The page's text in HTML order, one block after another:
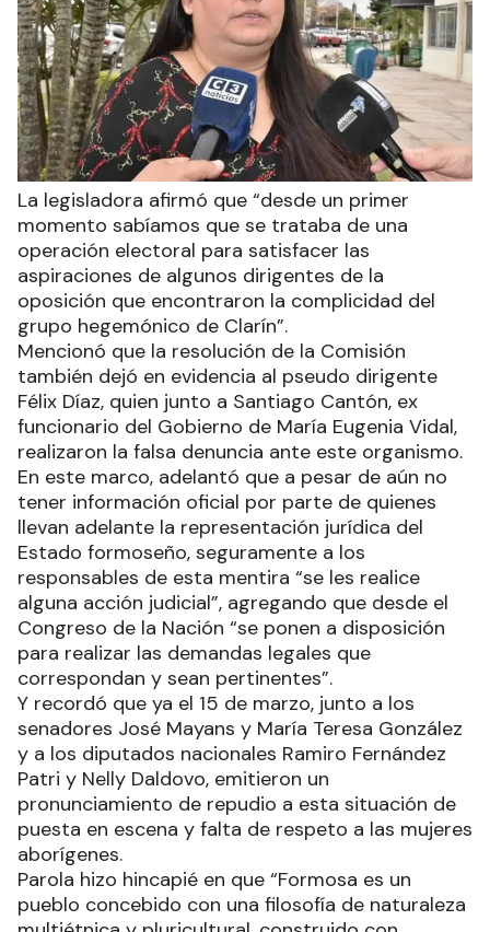
La legisladora afirmó que “desde un primer
momento sabíamos que se trataba de una
operación electoral para satisfacer las
aspiraciones de algunos dirigentes de la
oposición que encontraron la complicidad del
grupo hegemónico de Clarín”.
Mencionó que la resolución de la Comisión
también dejó en evidencia al pseudo dirigente
Félix Díaz, quien junto a Santiago Cantón, ex
funcionario del Gobierno de María Eugenia Vidal,
realizaron la falsa denuncia ante este organismo.
En este marco, adelantó que a pesar de aún no
tener información oficial por parte de quienes
llevan adelante la representación jurídica del
Estado formoseño, seguramente a los
responsables de esta mentira “se les realice
alguna acción judicial”, agregando que desde el
Congreso de la Nación “se ponen a disposición
para realizar las demandas legales que
correspondan y sean pertinentes”.
Y recordó que ya el 15 de marzo, junto a los
senadores José Mayans y María Teresa González
y a los diputados nacionales Ramiro Fernández
Patri y Nelly Daldovo, emitieron un
pronunciamiento de repudio a esta situación de
puesta en escena y falta de respeto a las mujeres
aborígenes.
Parola hizo hincapié en que “Formosa es un
pueblo concebido con una filosofía de naturaleza